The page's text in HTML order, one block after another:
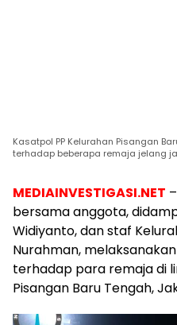
Kasatpol PP Kelurahan Pisangan
terhadap beberapa remaja jelang
MEDIAINVESTIGASI.NET
bersama anggota,
Widiyanto, dan staf
Nurahman,
terhadap para remaja di
Pisangan Baru Tengah,